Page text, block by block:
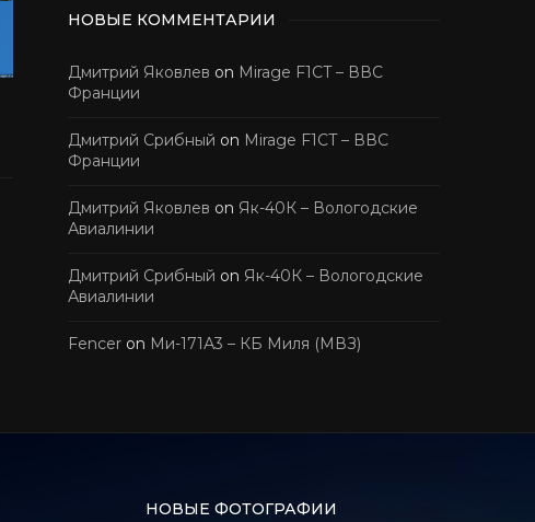
НОВЫЕ КОММЕНТАРИИ
Дмитрий Яковлев on Mirage F1CT – ВВС
Франции
Дмитрий Срибный on Mirage F1CT – ВВС
Франции
Дмитрий Яковлев on Як-40К – Вологодские
Авиалинии
Дмитрий Срибный on Як-40К – Вологодские
Авиалинии
Fencer on Ми-171А3 – КБ Миля (МВЗ)
НОВЫЕ ФОТОГРАФИИ